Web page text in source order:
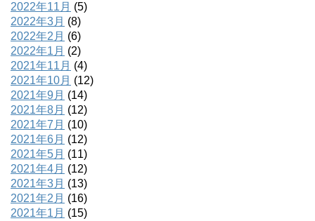
2022年11月 (5)
2022年3月 (8)
2022年2月 (6)
2022年1月 (2)
2021年11月 (4)
2021年10月 (12)
2021年9月 (14)
2021年8月 (12)
2021年7月 (10)
2021年6月 (12)
2021年5月 (11)
2021年4月 (12)
2021年3月 (13)
2021年2月 (16)
2021年1月 (15)